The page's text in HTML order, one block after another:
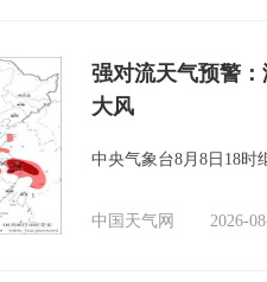
强对流天气预警
大风
中央气象台8月8日18时
中国天气网 2026-